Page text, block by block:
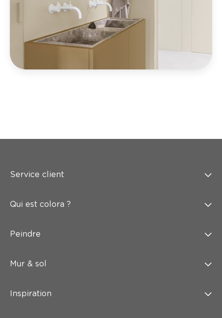
Service client
Qui est colora ?
Peindre
Mur & sol
Inspiration